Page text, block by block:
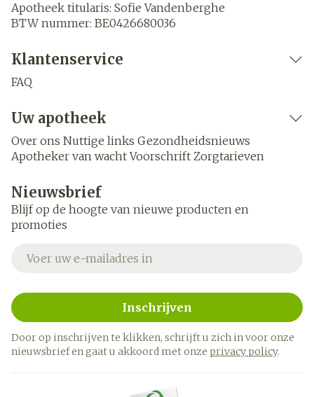
Apotheek titularis: Sofie Vandenberghe
BTW nummer: BE0426680036
Klantenservice
FAQ
Uw apotheek
Over ons Nuttige links Gezondheidsnieuws
Apotheker van wacht Voorschrift Zorgtarieven
Nieuwsbrief
Blijf op de hoogte van nieuwe producten en
promoties
Inschrijven
Door op inschrijven te klikken, schrijft u zich in voor onze
nieuwsbrief en gaat u akkoord met onze privacy policy.